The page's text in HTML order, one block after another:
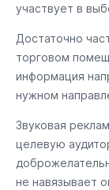
участвует в
Достаточно
торговом
информация
нужном
Звуковая
целевую
не навязывает